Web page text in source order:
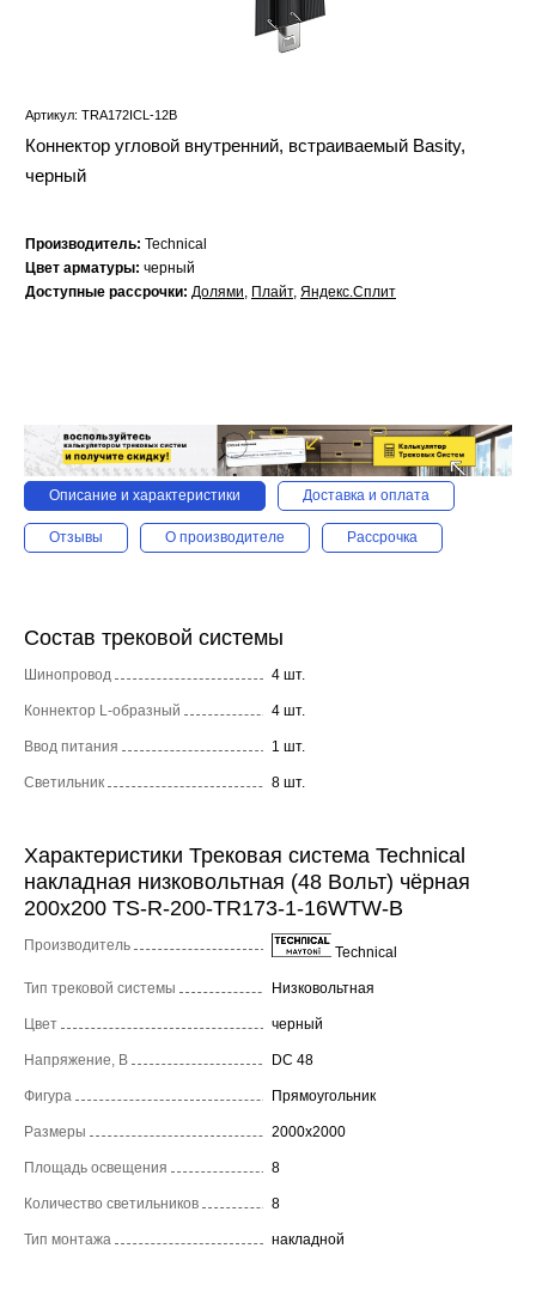
Артикул: TRA172ICL-12B
Коннектор угловой внутренний, встраиваемый Basity,
черный
Производитель: Technical
Цвет арматуры: черный
Доступные рассрочки: Долями, Плайт, Яндекс.Сплит
Описание и характеристики Доставка и оплата
Отзывы О производителе Рассрочка
Состав трековой системы
Шинопровод 4 шт.
Коннектор L-образный 4 шт.
Ввод питания 1 шт.
Светильник 8 шт.
Характеристики Трековая система Technical
накладная низковольтная (48 Вольт) чёрная
200x200 TS-R-200-TR173-1-16WTW-B
Производитель Technical
Тип трековой системы Низковольтная
Цвет черный
Напряжение, В DC 48
Фигура Прямоугольник
Размеры 2000x2000
Площадь освещения 8
Количество светильников 8
Тип монтажа накладной